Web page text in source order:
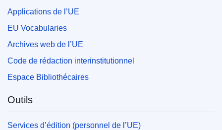
Applications de l’UE
EU Vocabularies
Archives web de l’UE
Code de rédaction interinstitutionnel
Espace Bibliothécaires
Outils
Services d’édition (personnel de l’UE)